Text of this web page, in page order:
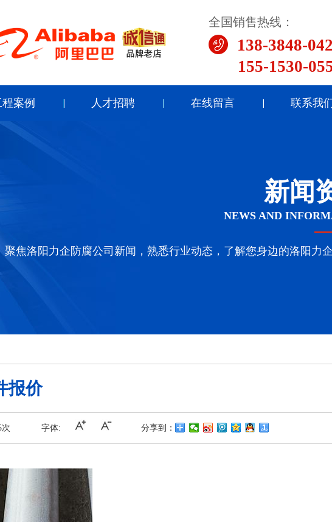
全国销售热线：
138-3848-
155-1530-
案例 人才招聘 在线留言 联系我
新闻
NEWS AND
聚焦洛阳力企防腐公司新闻，熟悉行业动态，了解您身边的洛阳力
报价
次 字体: 分享到：